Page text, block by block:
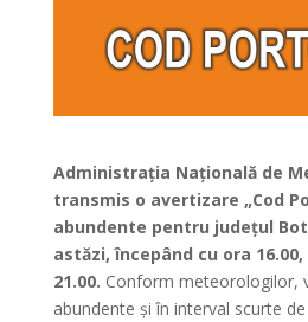
Administraţia Naţională de
transmis o avertizare „Cod
abundente pentru județul
astăzi, începând cu ora
21.00. Conform meteorologilor,
abundente și în interval scurte